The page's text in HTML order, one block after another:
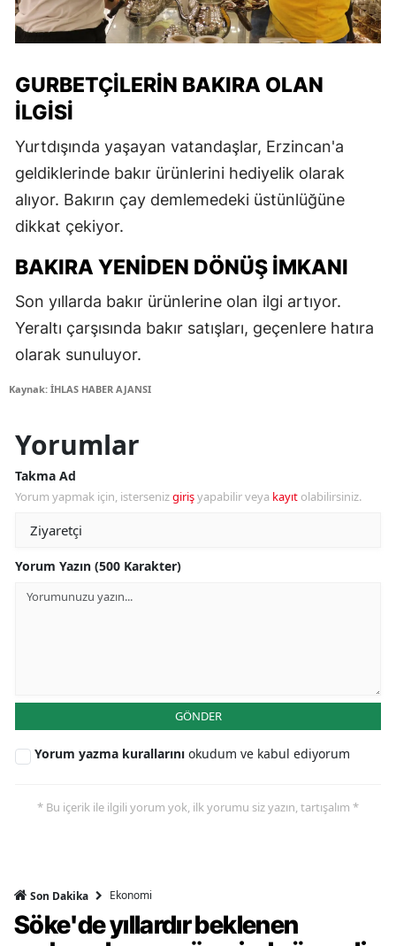
GURBETÇILERIN BAKIRA OLAN
İLGISI
Yurtdışında yaşayan vatandaşlar, Erzincan'a
geldiklerinde bakır ürünlerini hediyelik olarak
alıyor. Bakırın çay demlemedeki üstünlüğüne
dikkat çekiyor.
BAKIRA YENIDEN DÖNÜŞ İMKANI
Son yıllarda bakır ürünlerine olan ilgi artıyor.
Yeraltı çarşısında bakır satışları, geçenlere hatıra
olarak sunuluyor.
Kaynak: İHLAS HABER AJANSI
Yorumlar
Takma Ad
Yorum yapmak için, istersenizgirişyapabilir veya kayıt olabilirsiniz.
Yorum Yazın (500 Karakter)
GÖNDER
Yorum yazma kurallarını okudum ve kabul ediyorum
* Bu içerik ile ilgili yorum yok, ilk yorumu siz yazın, tartışalım *
Son Dakika Ekonomi
Söke'de yıllardır beklenen